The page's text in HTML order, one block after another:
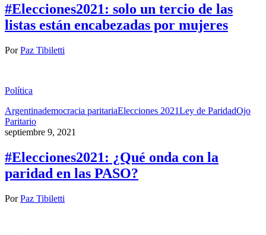
#Elecciones2021: solo un tercio de las
listas están encabezadas por mujeres
PorPaz Tibiletti
Política
Argentinademocracia paritariaElecciones 2021Ley de ParidadOjo
Paritario
septiembre 9, 2021
#Elecciones2021: ¿Qué onda con la
paridad en las PASO?
PorPaz Tibiletti